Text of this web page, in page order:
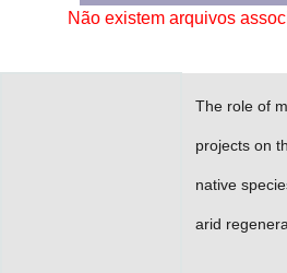
Advocacia-Geral da União
Não existem arquivos
The role of
projects on
native
arid